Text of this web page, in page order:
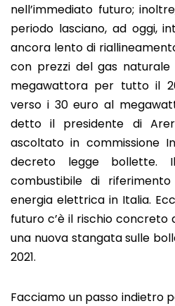
nell’immediato futuro;
periodo lasciano, ad oggi,
ancora lento di
con prezzi del gas
megawattora per tutto il
verso i 30 euro al
detto il presidente di
ascoltato in commissione
decreto legge
combustibile di
energia elettrica in Italia.
futuro c’è il rischio
una nuova stangata sulle
2021.
Facciamo un passo indietro